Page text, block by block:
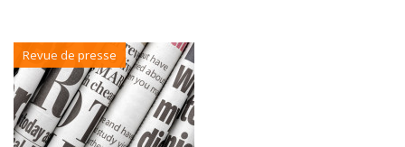
Revue de presse